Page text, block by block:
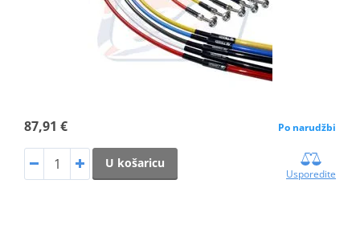
87,91 € Po narudžbi
U košaricu
Usporedite